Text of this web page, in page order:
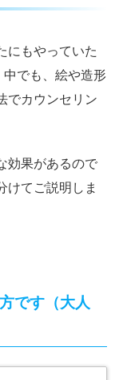
にもやっていた
でも、絵や造形
でカウンセリン
効果があるので
けてご説明しま
です（大人